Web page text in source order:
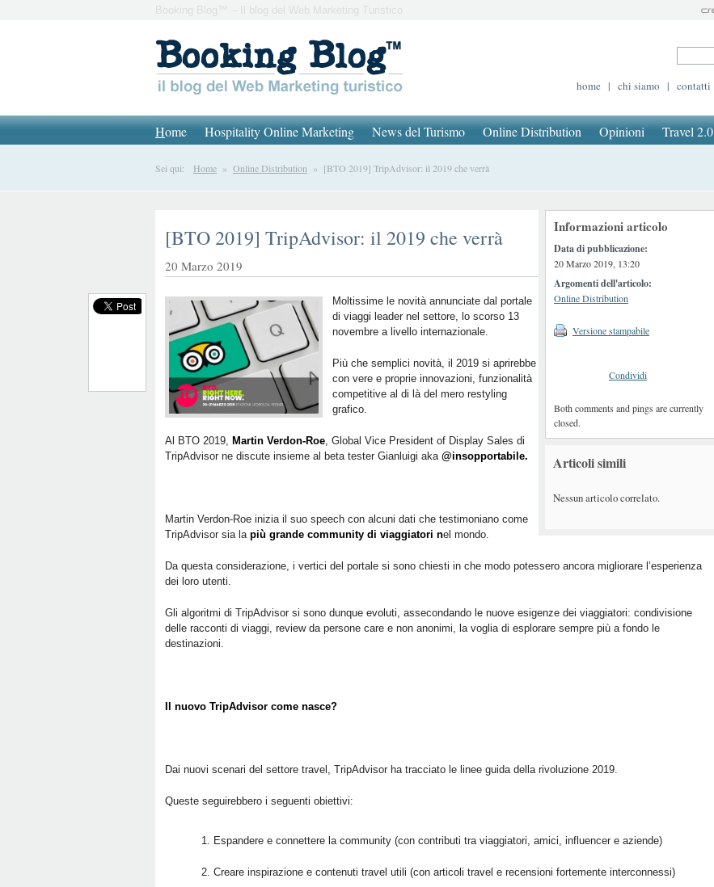
Booking Blog™ – Il blog del Web Marketing Turistico
home | chi siamo | contatti
Home Hospitality Online Marketing News del Turismo Online Distribution Opinioni Travel 2.0
Sei qui: Home » Online Distribution » [BTO 2019] TripAdvisor: il 2019 che verrà
Informazioni articolo
Data di pubblicazione:
20 Marzo 2019, 13:20
Argomenti dell'articolo:
Online Distribution
Versione stampabile
Condividi
Both comments and pings are currently
closed.
Articoli simili
Nessun articolo correlato.
[BTO 2019] TripAdvisor: il 2019 che verrà
20 Marzo 2019
Moltissime le novità annunciate dal portale
di viaggi leader nel settore, lo scorso 13
novembre a livello internazionale.
Più che semplici novità, il 2019 si aprirebbe
con vere e proprie innovazioni, funzionalità
competitive al di là del mero restyling
grafico.
Al BTO 2019, Martin Verdon-Roe, Global Vice President of Display Sales di
TripAdvisor ne discute insieme al beta tester Gianluigi aka @insopportabile.
Martin Verdon-Roe inizia il suo speech con alcuni dati che testimoniano come
TripAdvisor sia la più grande community di viaggiatori nel mondo.
Da questa considerazione, i vertici del portale si sono chiesti in che modo potessero ancora migliorare l’esperienza
dei loro utenti.
Gli algoritmi di TripAdvisor si sono dunque evoluti, assecondando le nuove esigenze dei viaggiatori: condivisione
delle racconti di viaggi, review da persone care e non anonimi, la voglia di esplorare sempre più a fondo le
destinazioni.
Il nuovo TripAdvisor come nasce?
Dai nuovi scenari del settore travel, TripAdvisor ha tracciato le linee guida della rivoluzione 2019.
Queste seguirebbero i seguenti obiettivi:
Espandere e connettere la community (con contributi tra viaggiatori, amici, influencer e aziende)
Creare inspirazione e contenuti travel utili (con articoli travel e recensioni fortemente interconnessi)